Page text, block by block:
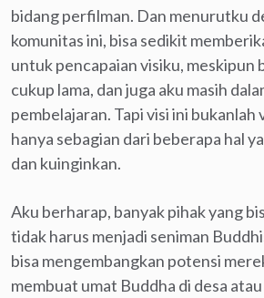
bidang perfilman. Dan menurutku
komunitas ini, bisa sedikit
untuk pencapaian visiku, meskipun
cukup lama, dan juga aku masih
pembelajaran. Tapi visi ini bukanlah
hanya sebagian dari beberapa hal
dan kuinginkan.
Aku berharap, banyak pihak yang
tidak harus menjadi seniman
bisa mengembangkan potensi
membuat umat Buddha di desa